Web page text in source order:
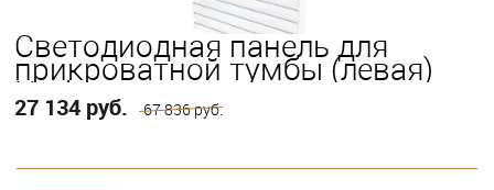
Светодиодная панель для
прикроватной тумбы (левая)
Horizons
27 134 руб. 67 836 руб.